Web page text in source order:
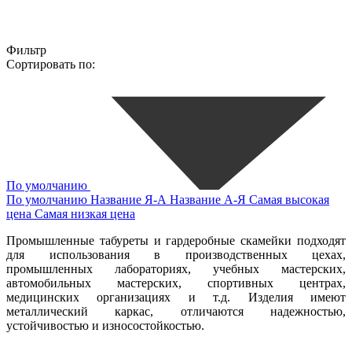
Фильтр
Сортировать по:
По умолчанию
По умолчанию Название Я-А Название А-Я Самая высокая
цена Самая низкая цена
Промышленные табуреты и гардеробные скамейки подходят
для использования в производственных цехах,
промышленных лабораториях, учебных мастерских,
автомобильных мастерских, спортивных центрах,
медицинских организациях и т.д. Изделия имеют
металлический каркас, отличаются надежностью,
устойчивостью и износостойкостью.